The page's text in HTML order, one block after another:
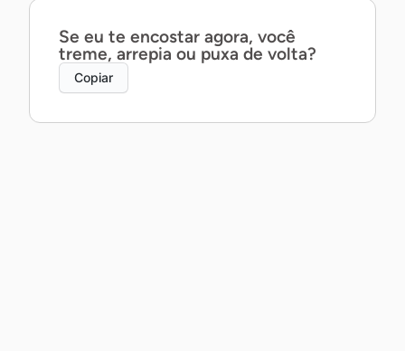
Se eu te encostar agora, você
treme, arrepia ou puxa de volta?
Copiar